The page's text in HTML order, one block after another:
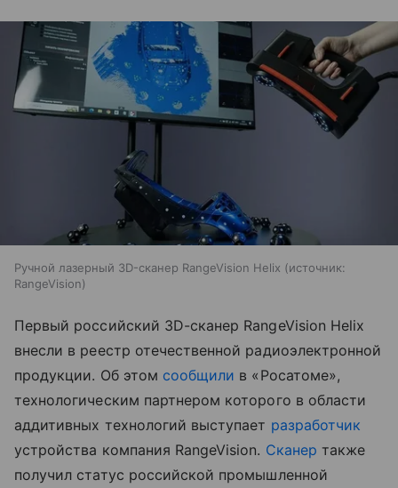
Ручной лазерный 3D-сканер RangeVision Helix
источник:
RangeVision
Первый российский 3D-сканер RangeVision Helix
внесли в реестр отечественной радиоэлектронной
продукции. Об этом сообщили в «Росатоме»,
технологическим партнером которого в области
аддитивных технологий выступает разработчик
устройства компания RangeVision. Сканер также
получил статус российской промышленной